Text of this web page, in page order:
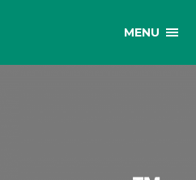
MENU